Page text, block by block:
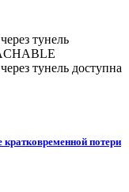
тунель
тунель доступна
потери